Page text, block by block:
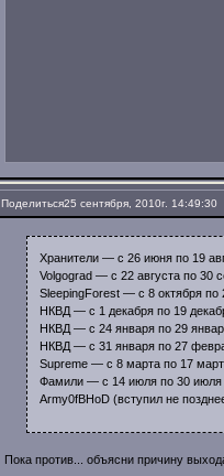
Поделиться25 сентября, 2010г. 14:49:30
Хранители — с 26 июня по 19
Volgograd — с 22 августа по 30
SleepingForest — с 8 октября по
НКВД — с 1 декабря по 19
НКВД — с 24 января по 29
НКВД — с 31 января по 27
Supreme — с 8 марта по 17
Фамили — с 14 июля по 30 июля
Army0fBHoD (вступил не
Пока против... объясни причину